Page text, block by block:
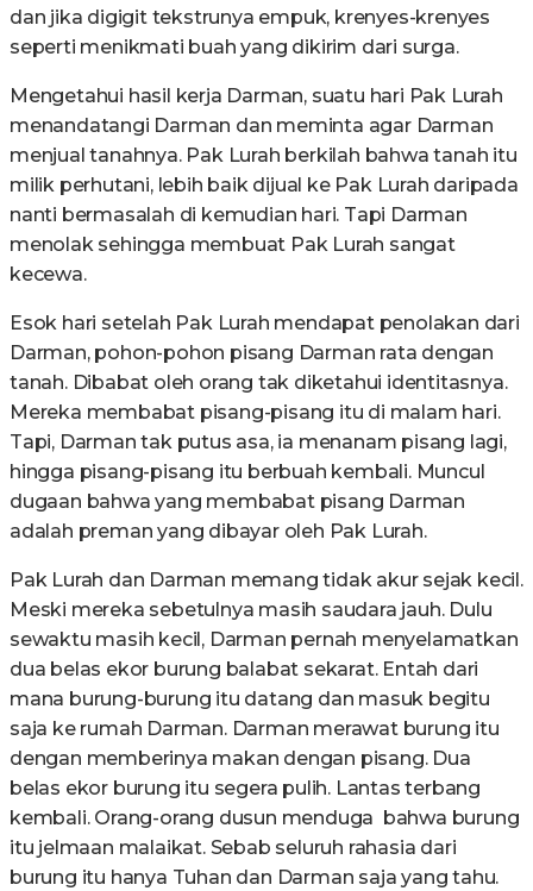
dan jika digigit tekstrunya empuk, krenyes-krenyes
seperti menikmati buah yang dikirim dari surga.
Mengetahui hasil kerja Darman, suatu hari Pak Lurah
menandatangi Darman dan meminta agar Darman
menjual tanahnya. Pak Lurah berkilah bahwa tanah itu
milik perhutani, lebih baik dijual ke Pak Lurah daripada
nanti bermasalah di kemudian hari. Tapi Darman
menolak sehingga membuat Pak Lurah sangat
kecewa.
Esok hari setelah Pak Lurah mendapat penolakan dari
Darman, pohon-pohon pisang Darman rata dengan
tanah. Dibabat oleh orang tak diketahui identitasnya.
Mereka membabat pisang-pisang itu di malam hari.
Tapi, Darman tak putus asa, ia menanam pisang lagi,
hingga pisang-pisang itu berbuah kembali. Muncul
dugaan bahwa yang membabat pisang Darman
adalah preman yang dibayar oleh Pak Lurah.
Pak Lurah dan Darman memang tidak akur sejak kecil.
Meski mereka sebetulnya masih saudara jauh. Dulu
sewaktu masih kecil, Darman pernah menyelamatkan
dua belas ekor burung balabat sekarat. Entah dari
mana burung-burung itu datang dan masuk begitu
saja ke rumah Darman. Darman merawat burung itu
dengan memberinya makan dengan pisang. Dua
belas ekor burung itu segera pulih. Lantas terbang
kembali. Orang-orang dusun menduga bahwa burung
itu jelmaan malaikat. Sebab seluruh rahasia dari
burung itu hanya Tuhan dan Darman saja yang tahu.